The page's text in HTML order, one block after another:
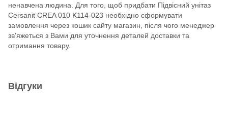
ненавчена людина. Для того, щоб придбати Підвісний унітаз
Cersanit CREA 010 K114-023 необхідно сформувати
замовлення через кошик сайту магазин, після чого менеджер
зв'яжеться з Вами для уточнення деталей доставки та
отримання товару.
Відгуки